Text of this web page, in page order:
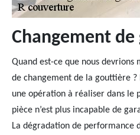
Changement
Quand est-ce que nous
de changement de la gouttière
une opération à réaliser dans le
pièce n’est plus incapable de
La dégradation de performance